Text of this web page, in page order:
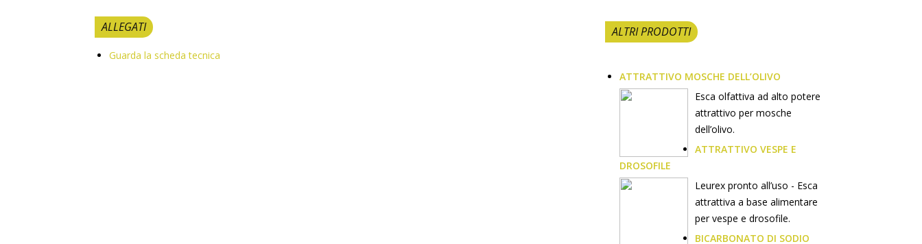
ALLEGATI
Guarda la scheda tecnica
ALTRI PRODOTTI
ATTRATTIVO MOSCHE DELL’OLIVO
Esca olfattiva ad alto potere
attrattivo per mosche
dell’olivo.
ATTRATTIVO VESPE E
DROSOFILE
Leurex pronto all’uso - Esca
attrattiva a base alimentare
per vespe e drosofile.
BICARBONATO DI SODIO